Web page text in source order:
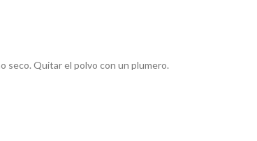
seco. Quitar el polvo con un plumero.